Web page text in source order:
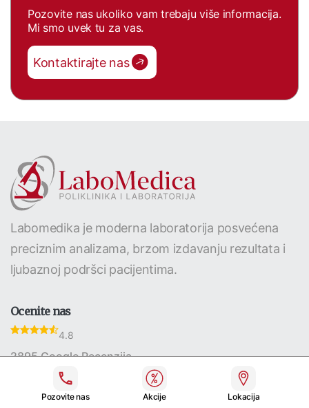
Pozovite nas Akcije Lokacija
Pozovite nas ukoliko vam trebaju više informacija.
Mi smo uvek tu za vas.
Kontaktirajte nas
Labomedika je moderna laboratorija posvećena
preciznim analizama, brzom izdavanju rezultata i
ljubaznoj podršci pacijentima.
Ocenite nas
4.8
2895 Google Recenzija